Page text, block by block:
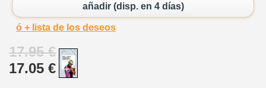
añadir (disp. en 4 días)
ó + lista de los deseos
17.95 €
17.05 €